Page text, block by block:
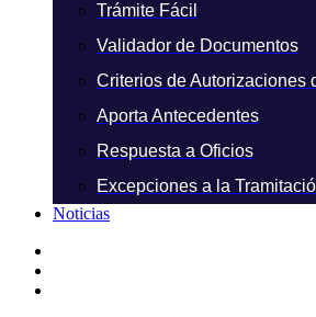
Trámite Fácil
Validador de Documentos
Criterios de Autorizaciones
Aporta Antecedentes
Respuesta a Oficios
Excepciones a la
Noticias